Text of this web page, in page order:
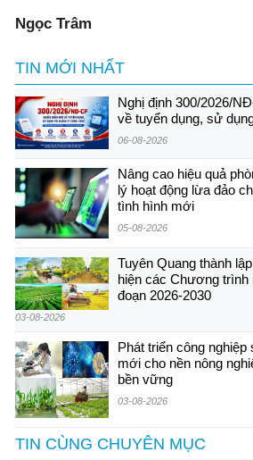
Ngọc Trâm
TIN MỚI NHẤT
Nghị định 300/2026/
về tuyển dụng, sử
06-08-2026
Nâng cao hiệu quả
lý hoạt động lừa đảo
tình hình mới
05-08-2026
Tuyên Quang thành
hiện các Chương trình
đoạn 2026-2030
03-08-2026
Phát triển công
mới cho nền nông
bền vững
03-08-2026
TIN CÙNG CHUYÊN MỤC